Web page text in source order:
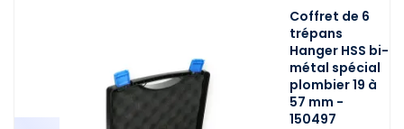
Coffret de 6
trépans
Hanger HSS bi-
métal spécial
plombier 19 à
57 mm -
150497